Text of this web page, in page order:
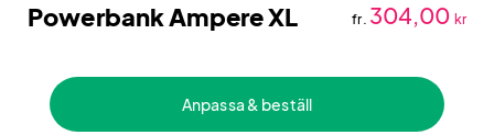
Powerbank Ampere XL fr. 304,00 kr
Anpassa & beställ